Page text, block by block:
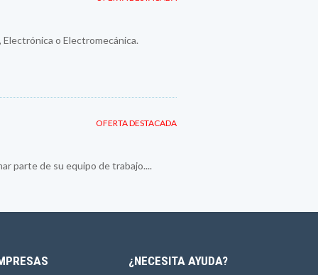
o Electromecánica.
OFERTA DESTACADA
parte de su equipo de trabajo....
¿NECESITA AYUDA?